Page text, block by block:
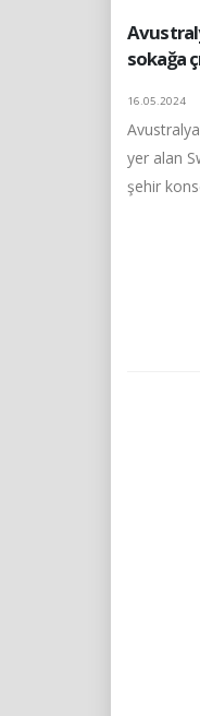
sokağa
16.05.2024
yer alan
şehir